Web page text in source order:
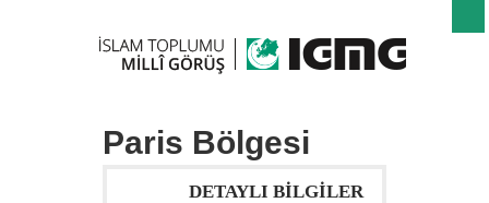
Paris Bölgesi
DETAYLI BİLGİLER